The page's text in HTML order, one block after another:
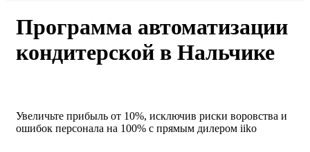
Программа автоматизации
кондитерской в Нальчике
Увеличьте прибыль от 10%, исключив риски воровства и
ошибок персонала на 100% с прямым дилером iiko